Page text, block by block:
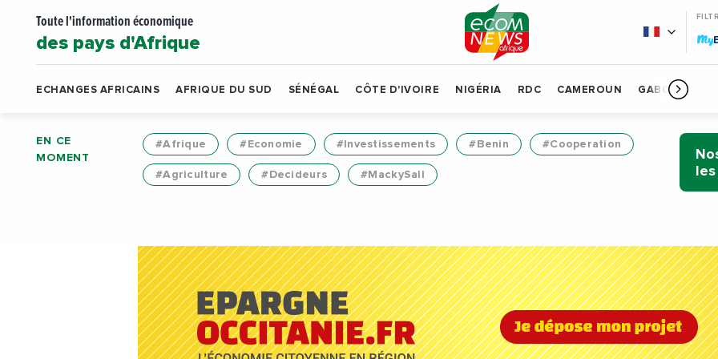
Toute l'information économique
des pays d'Afrique My
ECHANGES AFRICAINS AFRIQUE DU SUD SÉNÉGAL CÔTE D'IVOIRE NIGÉRIA RDC CAMEROUN GABON
EN CE
MOMENT
#Afrique #Economie #Investissements #Benin #Cooperation
#Agriculture #Decideurs #MackySall